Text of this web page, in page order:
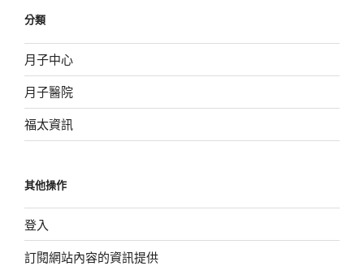
分類
月子中心
月子醫院
福太資訊
其他操作
登入
訂閱網站內容的資訊提供